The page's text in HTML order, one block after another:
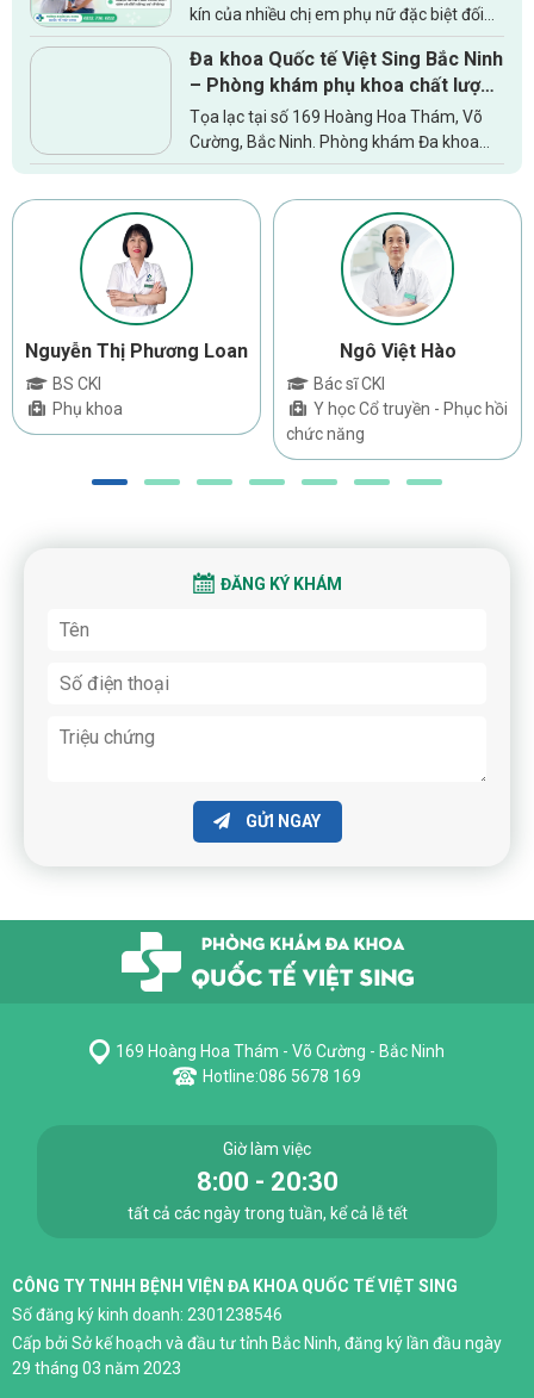
kín của nhiều chị em phụ nữ đặc biệt đối
với phụ nữ trong độ tuổi sinh sản. Bệnh
phụ khoa tưởng chừng như đơn giản
nhưng nếu không được khám...
Đa khoa Quốc tế Việt Sing Bắc Ninh
– Phòng khám phụ khoa chất lượng
cao tin cậy của chị em
Tọa lạc tại số 169 Hoàng Hoa Thám, Võ
Cường, Bắc Ninh. Phòng khám Đa khoa
quốc tế Việt Sing Bắc Ninh đã và đang là
khỏe sinh sản, điều trị các...
Nguyễn Thị Phương Loan
BS CKI
Phụ khoa
Ngô Việt Hào
Bác sĩ CKI
Y học Cổ truyền - Phục hồi
chức năng
ĐĂNG KÝ KHÁM
GỬI NGAY
169 Hoàng Hoa Thám - Võ Cường - Bắc Ninh
Hotline:086 5678 169
Giờ làm việc
8:00 - 20:30
tất cả các ngày trong tuần, kể cả lễ tết
CÔNG TY TNHH BỆNH VIỆN ĐA KHOA QUỐC TẾ VIỆT SING
Số đăng ký kinh doanh: 2301238546
Cấp bởi Sở kế hoạch và đầu tư tỉnh Bắc Ninh, đăng ký lần đầu ngày
29 tháng 03 năm 2023